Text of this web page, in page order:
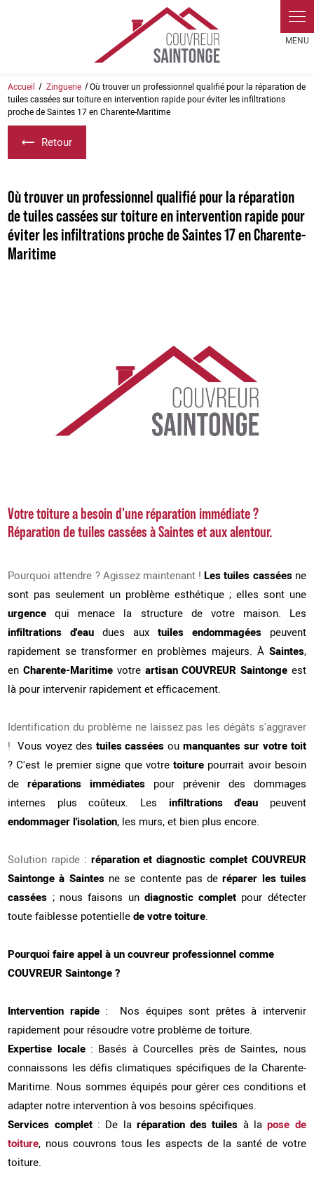
Accueil Zinguerie
Où trouver un professionnel qualifié pour la réparation de
tuiles cassées sur toiture en intervention rapide pour éviter les infiltrations
proche de Saintes 17 en Charente-Maritime
Retour
Où trouver un professionnel qualifié pour la réparation
de tuiles cassées sur toiture en intervention rapide pour
éviter les infiltrations proche de Saintes 17 en Charente-
Maritime
Votre toiture a besoin d'une réparation immédiate ?
Réparation de tuiles cassées à Saintes et aux alentour.
Pourquoi attendre ? Agissez maintenant ! Les tuiles casséesne
sont pas seulement un problème esthétique ; elles sont une
urgence qui menace la structure de votre maison. Les
infiltrations d'eau dues aux tuiles endommagéespeuvent
rapidement se transformer en problèmes majeurs. À Saintes,
en Charente-Maritime votreartisan COUVREUR Saintonge est
là pour intervenir rapidement et efficacement.
Identification du problème ne laissez pas les dégâts s'aggraver
! Vous voyez des tuiles cassées oumanquantes sur votre toit
? C'est le premier signe que votretoiture pourrait avoir besoin
deréparations immédiates pour prévenir des dommages
internes plus coûteux. Les infiltrations d'eau peuvent
endommager l'isolation, les murs, et bien plus encore.
Solution rapide : réparation et diagnostic complet COUVREUR
Saintonge à Saintesne se contente pas deréparer les tuiles
cassées ; nous faisons un diagnostic complet pour détecter
toute faiblesse potentiellede votre toiture.
Pourquoi faire appel à un couvreur professionnel comme
COUVREUR Saintonge ?
Intervention rapide: Nos équipes sont prêtes à intervenir
rapidement pour résoudre votre problème de toiture.
Expertise locale: Basés à Courcelles près de Saintes, nous
connaissons les défis climatiques spécifiques de la Charente-
Maritime. Nous sommes équipés pour gérer ces conditions et
adapter notre intervention à vos besoins spécifiques.
Services complet: De la réparation des tuiles à lapose de
toiture, nous couvrons tous les aspects de la santé de votre
toiture.